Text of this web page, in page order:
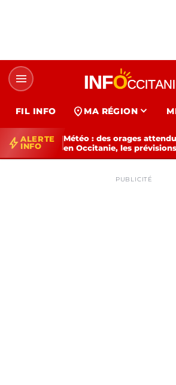
menu
FIL INFO location_on MA RÉGION expand_more
bolt ALERTE
INFO
Météo : des orages
en Occitanie, les prévisions
PUBLICITÉ